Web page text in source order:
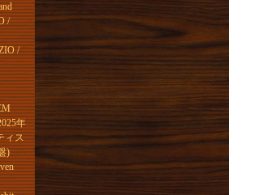
/
/
年
ィス
)